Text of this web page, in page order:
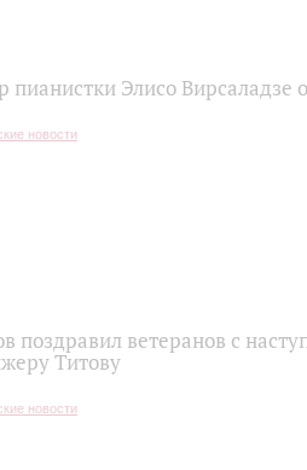
пианистки Элисо
поздравил ветеранов с
Титову